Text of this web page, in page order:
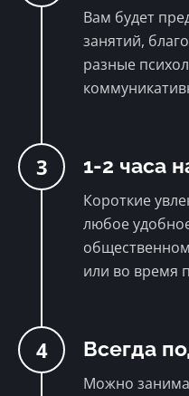
Вам будет
занятий,
разные
3 1-2 часа
Короткие
любое
или во время
4 Всегда
Можно